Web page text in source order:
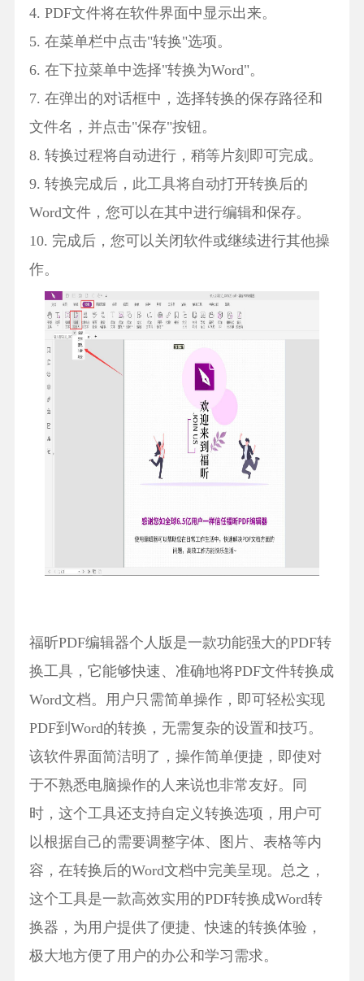
4. PDF文件将在软件界面中显示出来。
5. 在菜单栏中点击"转换"选项。
6. 在下拉菜单中选择"转换为Word"。
7. 在弹出的对话框中，选择转换的保存路径和
文件名，并点击"保存"按钮。
8. 转换过程将自动进行，稍等片刻即可完成。
9. 转换完成后，此工具将自动打开转换后的
Word文件，您可以在其中进行编辑和保存。
10. 完成后，您可以关闭软件或继续进行其他操
作。
福昕PDF编辑器个人版是一款功能强大的PDF转
换工具，它能够快速、准确地将PDF文件转换成
Word文档。用户只需简单操作，即可轻松实现
PDF到Word的转换，无需复杂的设置和技巧。
该软件界面简洁明了，操作简单便捷，即使对
于不熟悉电脑操作的人来说也非常友好。同
时，这个工具还支持自定义转换选项，用户可
以根据自己的需要调整字体、图片、表格等内
容，在转换后的Word文档中完美呈现。总之，
这个工具是一款高效实用的PDF转换成Word转
换器，为用户提供了便捷、快速的转换体验，
极大地方便了用户的办公和学习需求。